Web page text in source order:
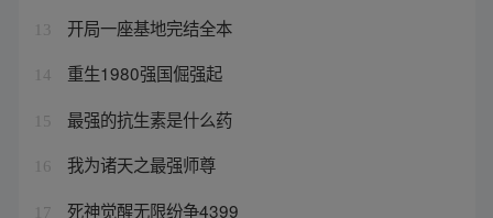
13 开局一座基地完结全本
14 重生1980强国倔强起
15 最强的抗生素是什么药
16 我为诸天之最强师尊
17 死神觉醒无限纷争4399